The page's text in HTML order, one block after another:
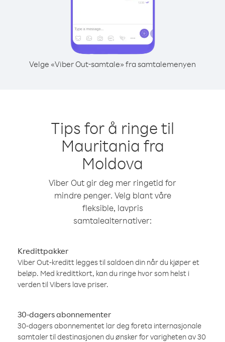
Velge «Viber Out-samtale» fra samtalemenyen
Tips for å ringe til
Mauritania fra
Moldova
Viber Out gir deg mer ringetid for
mindre penger. Velg blant våre
fleksible, lavpris
samtalealternativer:
Kredittpakker
Viber Out-kreditt legges til saldoen din når du kjøper et
beløp. Med kredittkort, kan du ringe hvor som helst i
verden til Vibers lave priser.
30-dagers abonnementer
30-dagers abonnementet lar deg foreta internasjonale
samtaler til destinasjonen du ønsker for varigheten av 30